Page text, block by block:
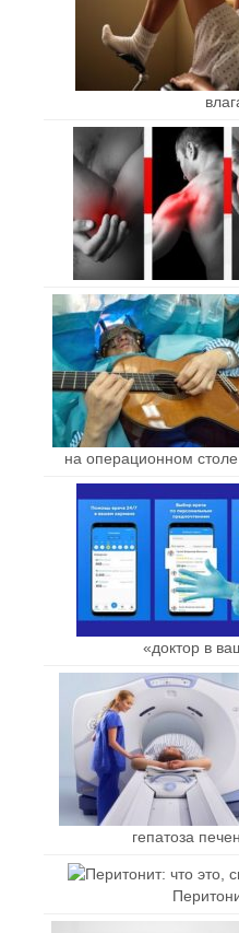
на операционном
«доктор в
гепатоза